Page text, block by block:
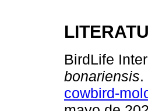
BirdLife
bonariensis.
cowbird-